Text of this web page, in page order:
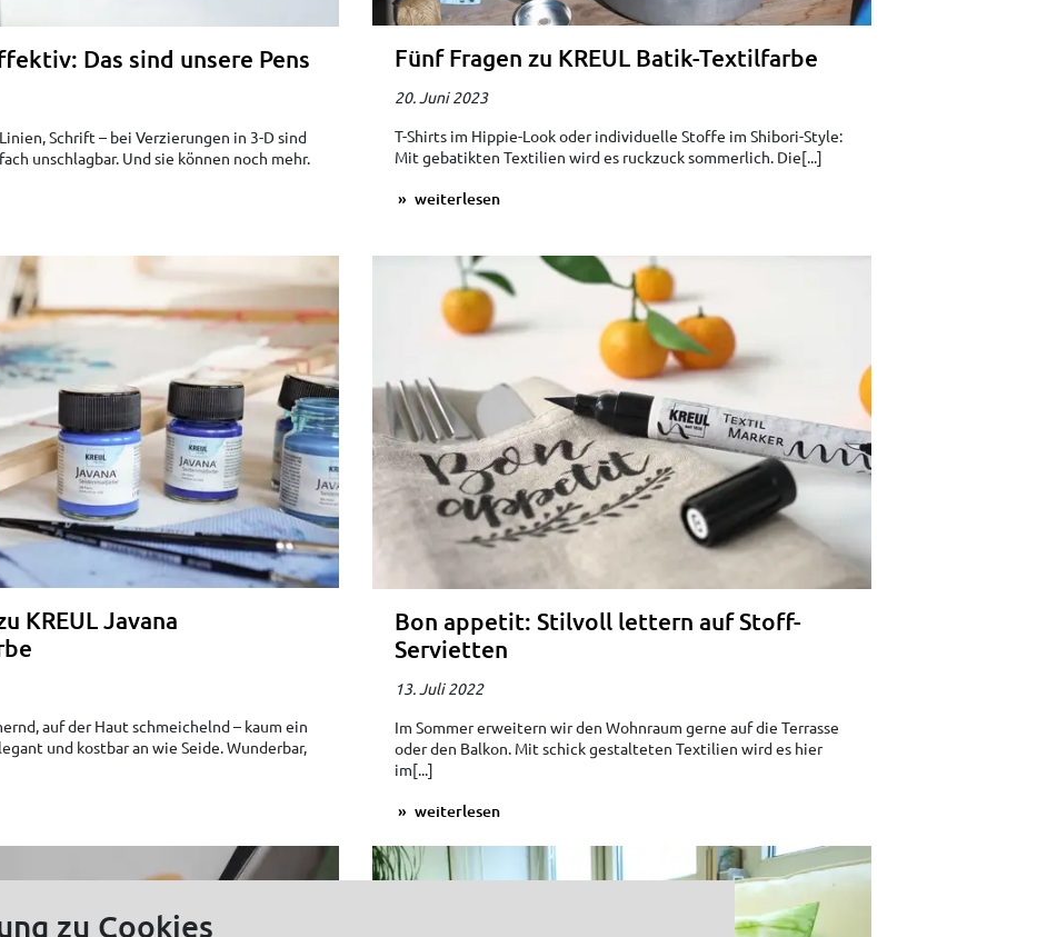
Das sind unsere Pens
Schrift – bei Verzierungen in 3-D sind
unschlagbar. Und sie können noch mehr.
Fünf Fragen zu KREUL Batik-Textilfarbe
20. Juni 2023
T-Shirts im Hippie-Look oder individuelle Stoffe im Shibori-Style:
Mit gebatikten Textilien wird es ruckzuck sommerlich. Die[...]
weiterlesen
KREUL Javana
auf der Haut schmeichelnd – kaum ein
und kostbar an wie Seide. Wunderbar,
Bon appetit: Stilvoll lettern auf Stoff-
Servietten
13. Juli 2022
Im Sommer erweitern wir den Wohnraum gerne auf die Terrasse
oder den Balkon. Mit schick gestalteten Textilien wird es hier
im[...]
weiterlesen
zu Cookies